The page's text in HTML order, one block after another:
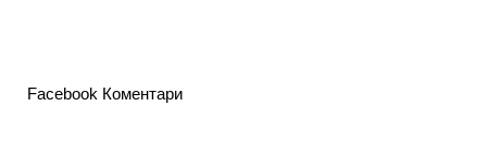
Facebook Коментари